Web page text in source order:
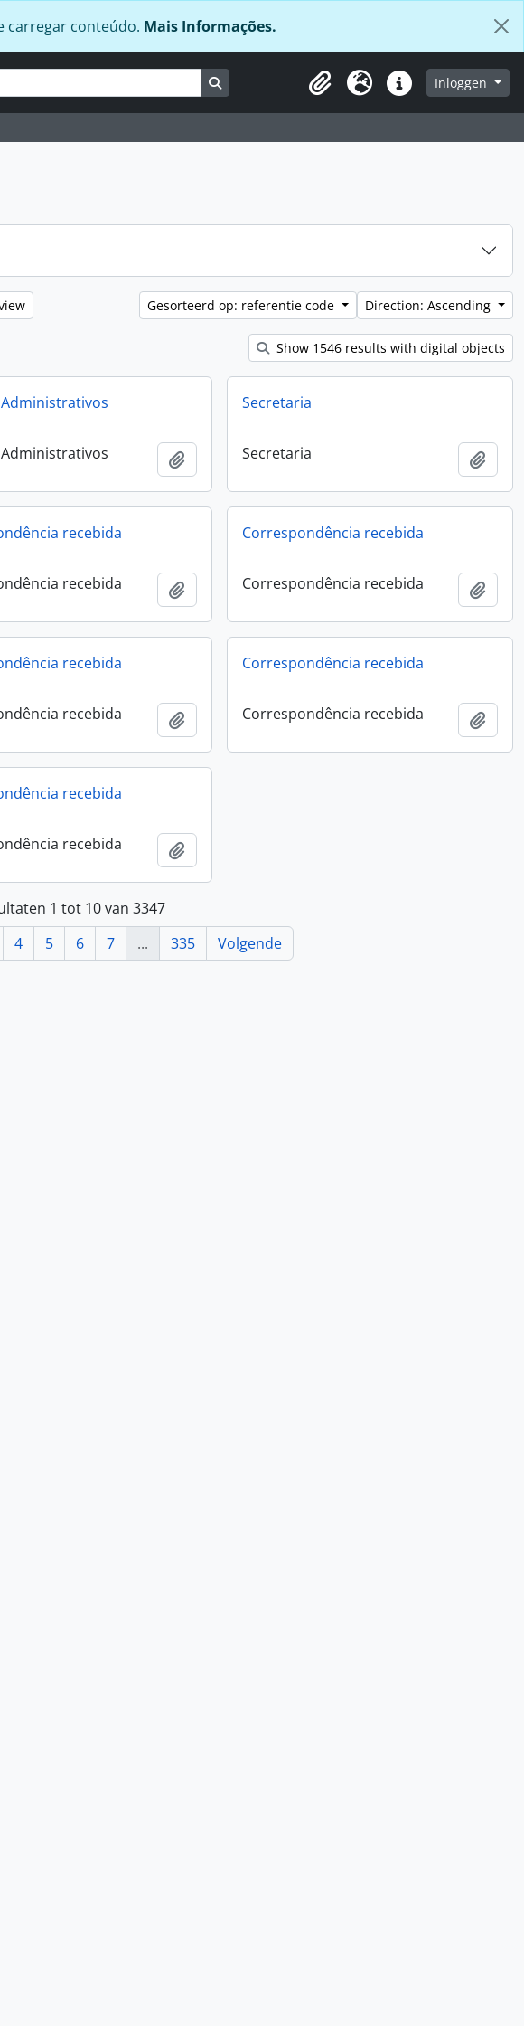
carregar conteúdo. Mais Informações.
Search in browse page
Clipboard
Taal Quick linksInloggen
Gesorteerd op: referentie code Direction: Ascending
Show 1546 results with digital objects
Add to clipboard
Secretaria
Secretaria Add
recebida
recebida Add to clipboard
Correspondência recebida
Correspondência recebida Add
recebida
recebida Add to clipboard
Correspondência recebida
Correspondência recebida Add
recebida
recebida Add to clipboard
1 tot 10 van 3347
4 5 6 7 ... 335 Volgende